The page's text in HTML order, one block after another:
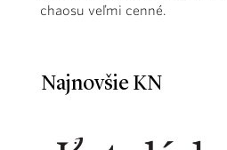
chaosu veľmi cenné.
Najnovšie KN